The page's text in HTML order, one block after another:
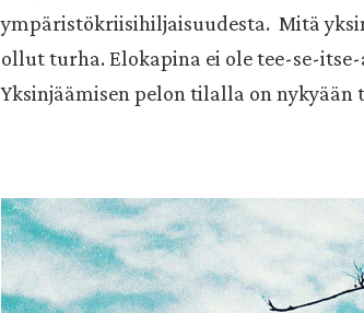
ympäristökriisihiljaisuudesta. Mitä
ollut turha. Elokapina ei ole tee-se-
Yksinjäämisen pelon tilalla on nykyään